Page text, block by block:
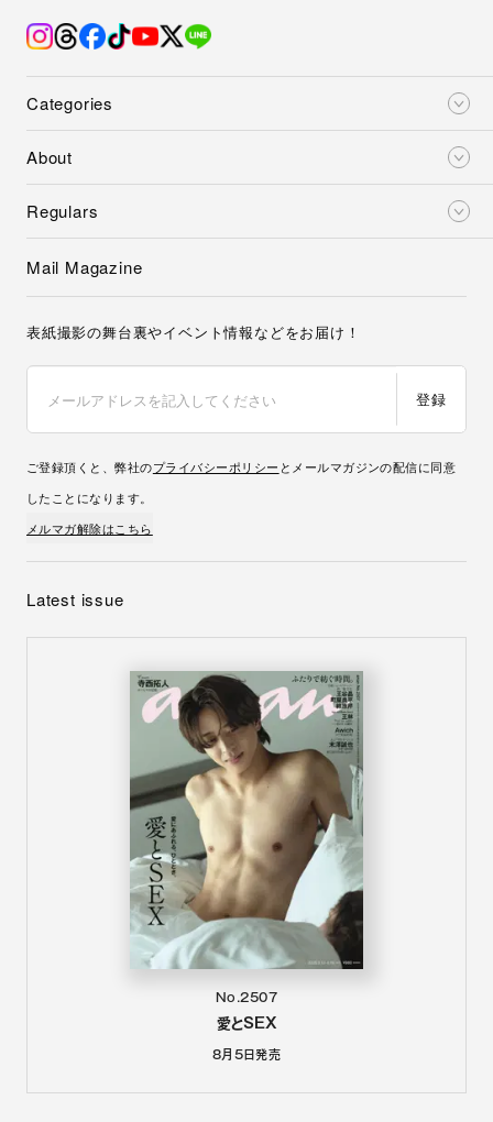
Categories
About
Regulars
Mail Magazine
表紙撮影の舞台裏やイベント情報などをお届け！
登録
ご登録頂くと、弊社のプライバシーポリシー とメールマガジンの配信に同意
したことになります。
メルマガ解除はこちら
Latest issue
No.2507
愛とSEX
8月5日発売